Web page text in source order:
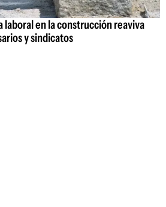
laboral en la construcción reaviva
y sindicatos